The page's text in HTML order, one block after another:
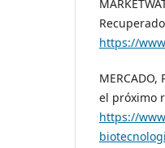
https://
el próximo
https://